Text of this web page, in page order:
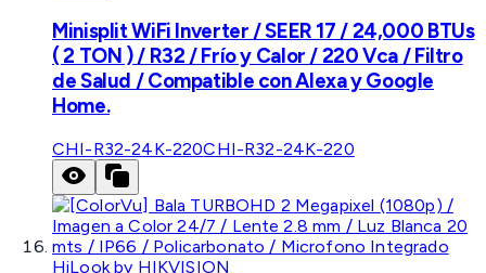
Minisplit WiFi Inverter / SEER 17 / 24,000 BTUs
( 2 TON ) / R32 / Frío y Calor / 220 Vca / Filtro
de Salud / Compatible con Alexa y Google
Home.
CHI-R32-24K-220CHI-R32-24K-220
HiLook by HIKVISION